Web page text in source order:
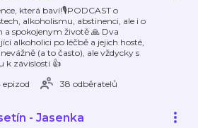
která baví!🎙️PODCAST o
alkoholismu, abstinenci, ale i o
a spokojenym životě 🙏 Dva
alkoholici po léčbě a jejich hosté,
(a to často), ale vždycky s
k závislosti 👍
epizod
38 odběratelů
- Jasenka